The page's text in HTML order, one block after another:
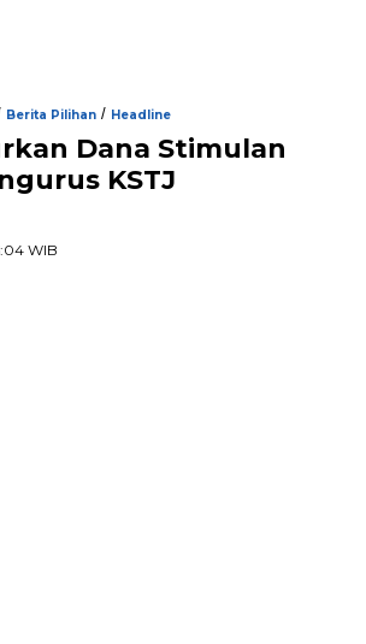
Berita Pilihan / Headline
Dana Stimulan
KSTJ
WIB